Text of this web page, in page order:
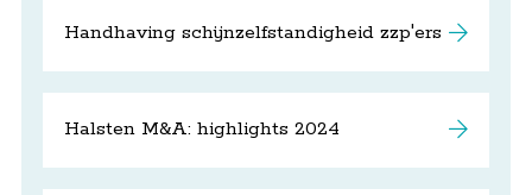
Handhaving schijnzelfstandigheid zzp'ers
Halsten M&A: highlights 2024